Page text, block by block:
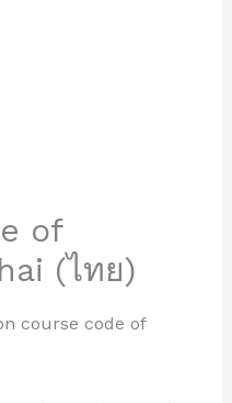
of
(ไทย)
course code of